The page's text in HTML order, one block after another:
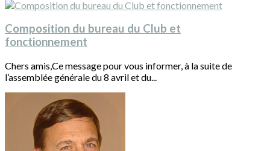
Composition du bureau du Club et
fonctionnement
Chers amis,Ce message pour vous informer, à la suite de
l’assemblée générale du 8 avril et du...